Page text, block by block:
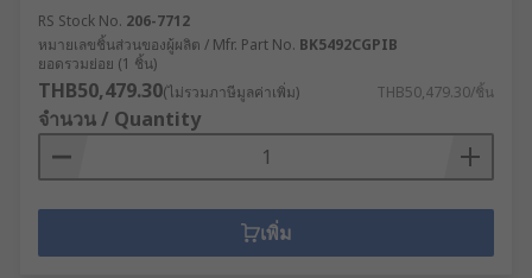
RS Stock No. 206-7712
หมายเลขชิ้นส่วนของผู้ผลิต / Mfr. Part No. BK5492CGPIB
ยอดรวมย่อย (1 ชิ้น)
THB50,479.30(ไม่รวมภาษีมูลค่าเพิ่ม) THB50,479.30/ชิ้น
จำนวน / Quantity
เพิ่ม